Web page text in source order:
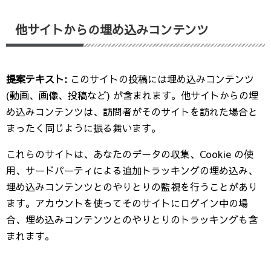
他サイトからの埋め込みコンテンツ
提案テキスト: このサイトの投稿には埋め込みコンテンツ
(動画、画像、投稿など) が含まれます。他サイトからの埋
め込みコンテンツは、訪問者がそのサイトを訪れた場合と
まったく同じように振る舞います。
これらのサイトは、あなたのデータの収集、Cookie の使
用、サードパーティによる追加トラッキングの埋め込み、
埋め込みコンテンツとのやりとりの監視を行うことがあり
ます。アカウントを使ってそのサイトにログイン中の場
合、埋め込みコンテンツとのやりとりのトラッキングも含
まれます。